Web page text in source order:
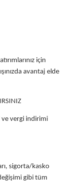
için
avantaj elde
ve vergi indirimi
sigorta/kasko
gibi tüm